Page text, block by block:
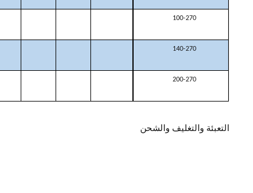
100-270
140-270
200-270
التعبئة والتغليف والشحن